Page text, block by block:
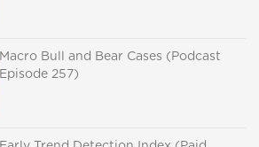
Macro Bull and Bear Cases (Podcast
Episode 257)